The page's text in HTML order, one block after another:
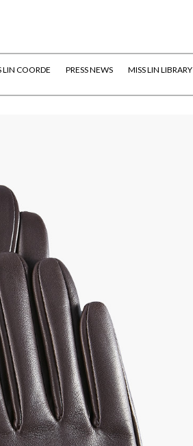
LIN COORDE PRESS NEWS MISS LIN LIBRARY